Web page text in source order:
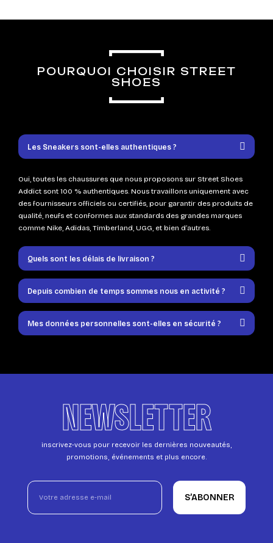
POURQUOI CHOISIR STREET
SHOES
Les Sneakers sont-elles authentiques ?
Oui, toutes les chaussures que nous proposons sur Street Shoes
Addict sont 100 % authentiques. Nous travaillons uniquement avec
des fournisseurs officiels ou certifiés, pour garantir des produits de
qualité, neufs et conformes aux standards des grandes marques
comme Nike, Adidas, Timberland, UGG, et bien d’autres.
Quels sont les délais de livraison ?
Depuis combien de temps sommes nous en activité ?
Mes données personnelles sont-elles en sécurité ?
NEWSLETTER
inscrivez-vous pour recevoir les dernières nouveautés,
promotions, événements et plus encore.
S’ABONNER